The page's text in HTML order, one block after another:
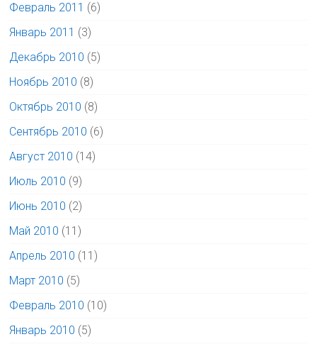
Февраль 2011 (6)
Январь 2011 (3)
Декабрь 2010 (5)
Ноябрь 2010 (8)
Октябрь 2010 (8)
Сентябрь 2010 (6)
Август 2010 (14)
Июль 2010 (9)
Июнь 2010 (2)
Май 2010 (11)
Апрель 2010 (11)
Март 2010 (5)
Февраль 2010 (10)
Январь 2010 (5)